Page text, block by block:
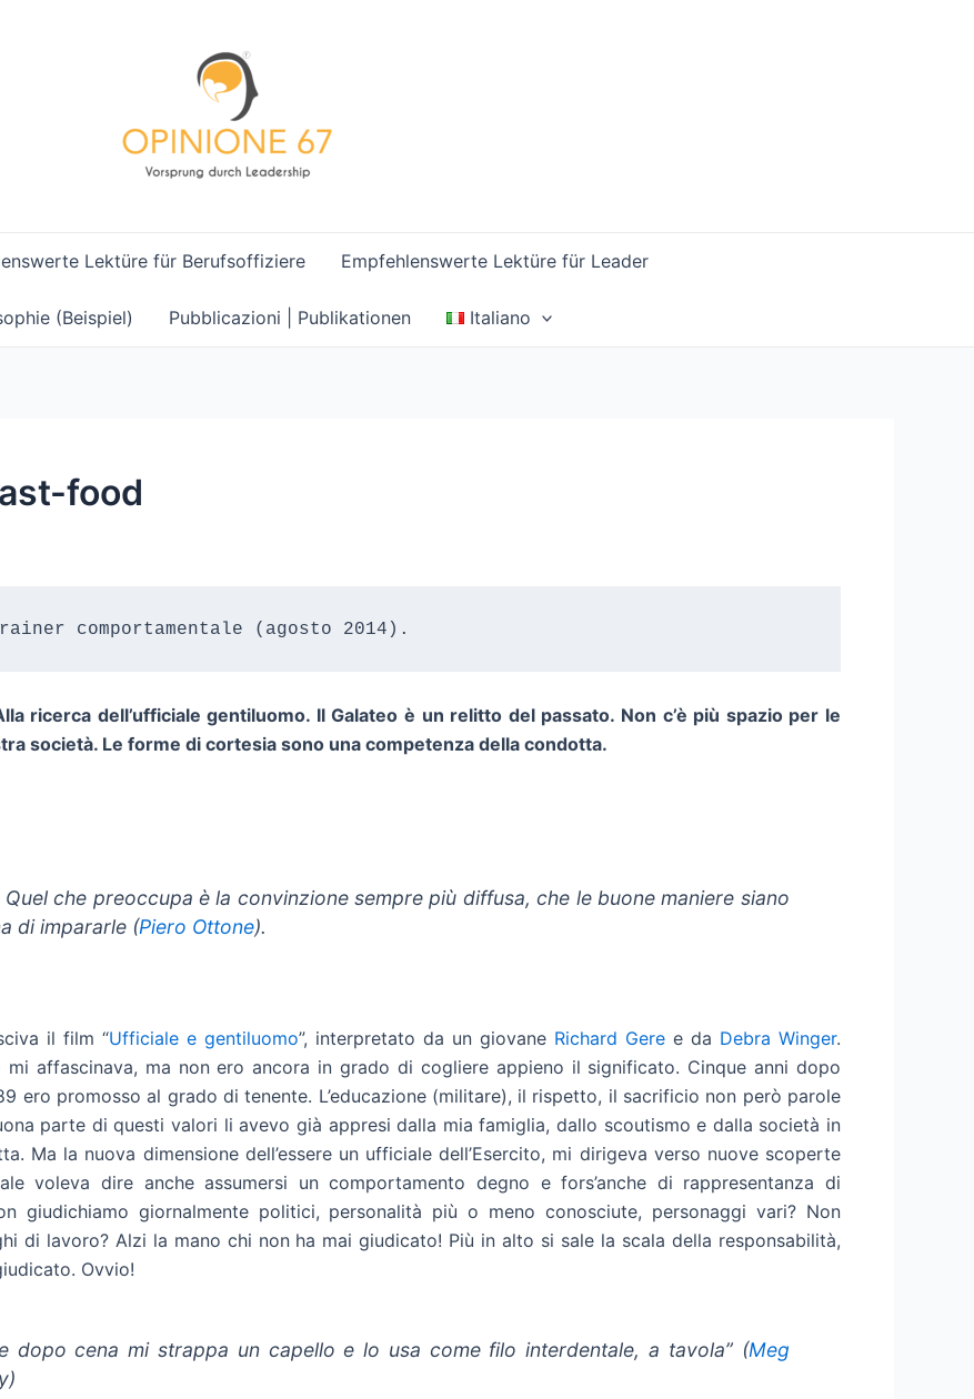
Lektüre für Berufsoffiziere Empfehlenswerte Lektüre für Leader
(Beispiel) Pubblicazioni | Publikationen Italiano
food
comportamentale (agosto 2014).
ricerca dell’ufficiale gentiluomo. Il Galateo è un relitto del passato. Non c’è più spazio per le
società. Le forme di cortesia sono una competenza della condotta.
che preoccupa è la convinzione sempre più diffusa, che le buone maniere siano
di impararle (Piero Ottone).
il film “Ufficiale e gentiluomo”, interpretato da un giovane Richard Gere e da Debra Winger.
affascinava, ma non ero ancora in grado di cogliere appieno il significato. Cinque anni dopo
ero promosso al grado di tenente. L’educazione (militare), il rispetto, il sacrificio non però parole
parte di questi valori li avevo già appresi dalla mia famiglia, dallo scoutismo e dalla società in
Ma la nuova dimensione dell’essere un ufficiale dell’Esercito, mi dirigeva verso nuove scoperte
voleva dire anche assumersi un comportamento degno e fors’anche di rappresentanza di
giudichiamo giornalmente politici, personalità più o meno conosciute, personaggi vari? Non
di lavoro? Alzi la mano chi non ha mai giudicato! Più in alto si sale la scala della responsabilità,
Ovvio!
dopo cena mi strappa un capello e lo usa come filo interdentale, a tavola” (Meg